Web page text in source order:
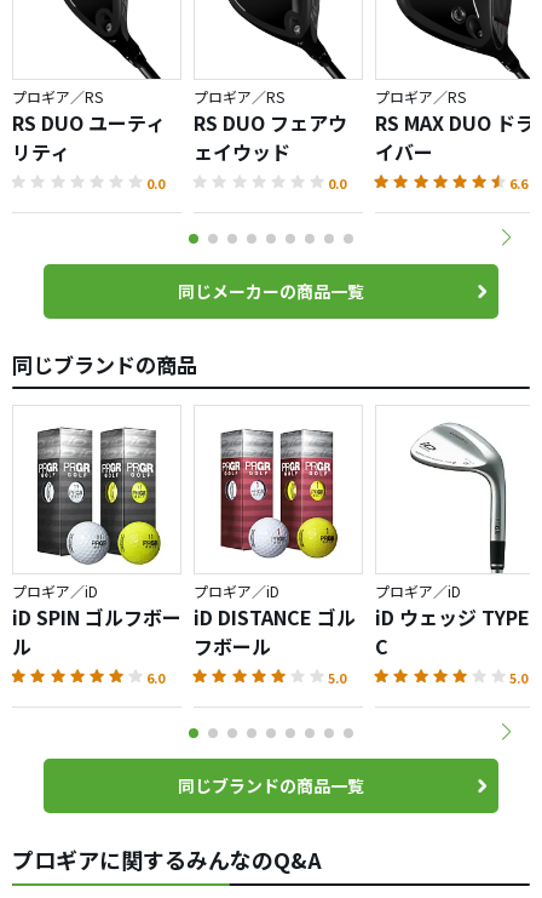
プロギア／RS
RS DUO ユーティ
リティ
0.0
プロギア／RS
RS DUO フェアウ
ェイウッド
0.0
プロギア／RS
RS MAX DUO ドラ
イバー
6.6
同じメーカーの商品一覧
同じブランドの商品
プロギア／iD
iD SPIN ゴルフボー
ル
6.0
プロギア／iD
iD DISTANCE ゴル
フボール
5.0
プロギア／iD
iD ウェッジ TYPE
C
5.0
同じブランドの商品一覧
プロギアに関するみんなのQ&A